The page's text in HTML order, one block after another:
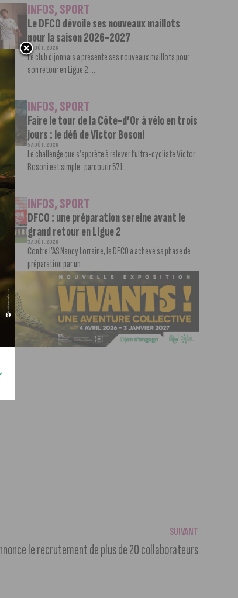
INFOS,SPORT
Le DFCO dévoile ses nouveaux maillots
pour la saison 2026-2027
6 AOÛT, 2026
Le club dijonnais a présenté ses nouveaux maillots pour
son retour en Ligue 2....
INFOS,SPORT
Faire le tour de la Côte-d’Or à vélo en trois
jours : le défi de Victor Bosoni
5 AOÛT, 2026
Le challenge que s’apprête à relever l’ultra-cycliste Victor
Bosoni est simple : parcourir 571...
INFOS,SPORT
DFCO : une préparation sereine avant le
grand retour en Ligue 2
3 AOÛT, 2026
Contre l’AS Nancy Lorraine, le DFCO a achevé sa phase de
préparation par un...
SUIVANT
le recrutement de plus de 20 collaborateurs